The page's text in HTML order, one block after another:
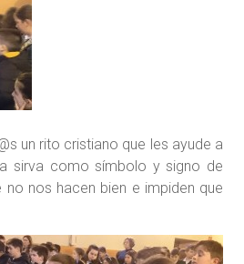
rito cristiano que les ayude a
sirva como símbolo y signo de
nos hacen bien e impiden que